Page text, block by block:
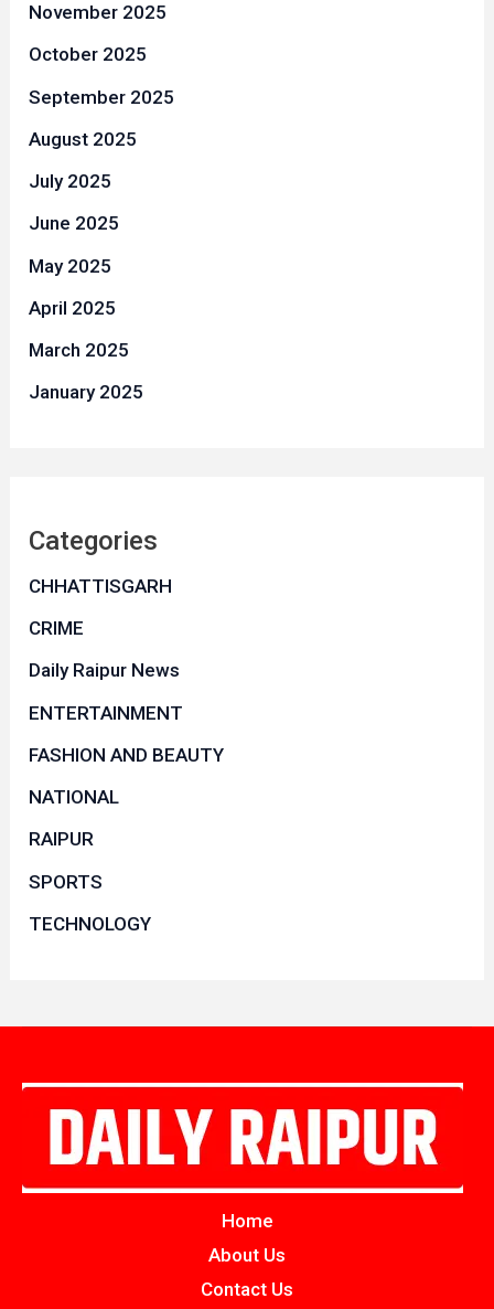
November 2025
October 2025
September 2025
August 2025
July 2025
June 2025
May 2025
April 2025
March 2025
January 2025
Categories
CHHATTISGARH
CRIME
Daily Raipur News
ENTERTAINMENT
FASHION AND BEAUTY
NATIONAL
RAIPUR
SPORTS
TECHNOLOGY
Home
About Us
Contact Us